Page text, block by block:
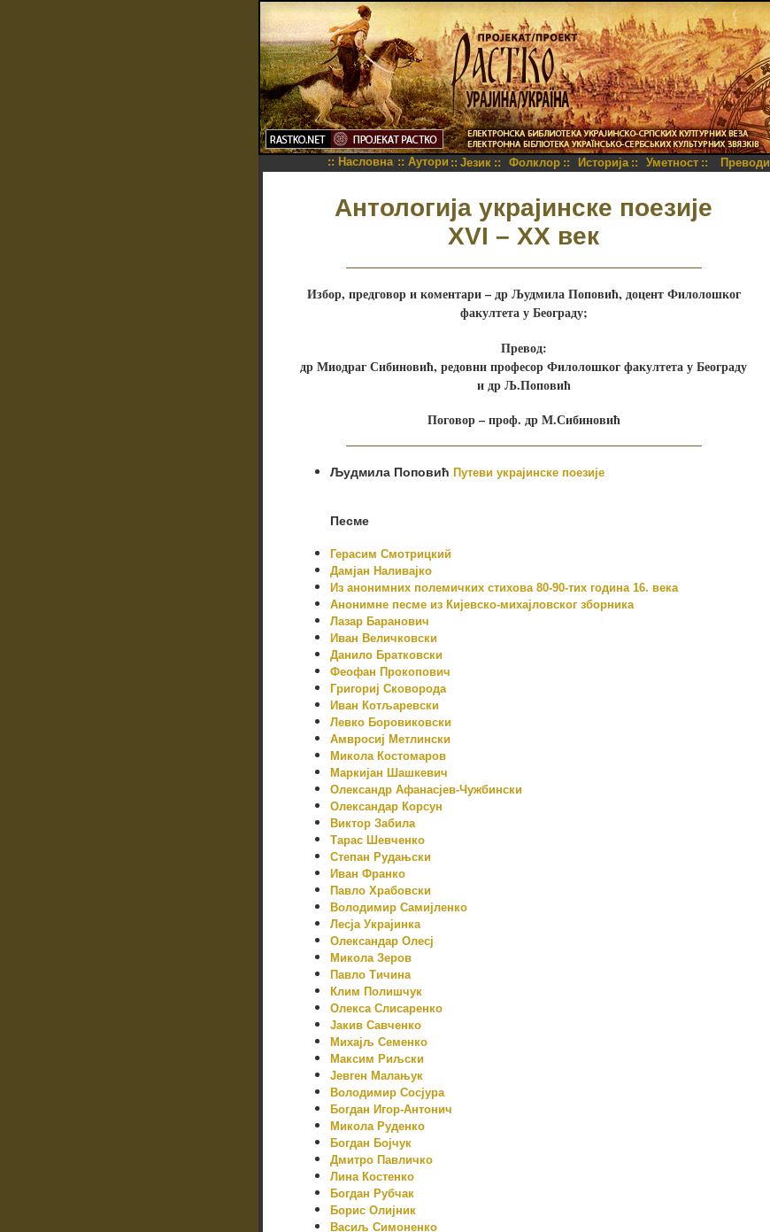
:: Насловна :: Аутори :: Језик :: Фолклор :: Историја :: Уметност :: Преводи
Антологија украјинске поезије
XVI – XX век
Избор, предговор и коментари – др Људмила Поповић, доцент Филолошког
факултета у Београду;
Превод:
др Миодраг Сибиновић, редовни професор Филолошког факултета у Београду
и др Љ.Поповић
Поговор – проф. др М.Сибиновић
Људмила Поповић Путеви украјинске поезије
Песме
Герасим Смотрицкий
Дамјан Наливајко
Из анонимних полемичких стихова 80-90-тих година 16. века
Анонимне песме из Кијевско-михајловског зборника
Лазар Баранович
Иван Величковски
Данило Братковски
Феофан Прокопович
Григориј Сковорода
Иван Котљаревски
Левко Боровиковски
Амвросиј Метлински
Микола Костомаров
Маркијан Шашкевич
Олександр Афанасјев-Чужбински
Олександар Корсун
Виктор Забила
Тарас Шевченко
Степан Рудањски
Иван Франко
Павло Храбовски
Володимир Самијленко
Лесја Украјинка
Олександар Олесј
Микола Зеров
Павло Тичина
Клим Полишчук
Олекса Слисаренко
Јакив Савченко
Михајљ Семенко
Максим Риљски
Јевген Малањук
Володимир Сосјура
Богдан Игор-Антонич
Микола Руденко
Богдан Бојчук
Дмитро Павличко
Лина Костенко
Богдан Рубчак
Борис Олијник
Васиљ Симоненко